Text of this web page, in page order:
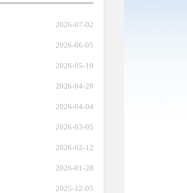
2026-07-02
2026-06-05
2026-05-10
2026-04-28
2026-04-04
2026-03-05
2026-02-12
2026-01-28
2025-12-05